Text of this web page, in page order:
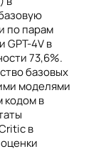
по парам
GPT-4V в
73,6%.
базовых
моделями
кодом в
в